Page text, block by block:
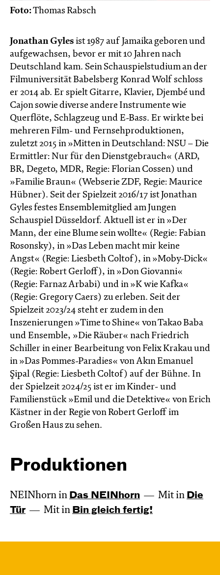
Foto:Thomas Rabsch
Jonathan Gyles ist 1987 auf Jamaika geboren und
aufgewachsen, bevor er mit 10 Jahren nach
Deutschland kam. Sein Schauspielstudium an der
Filmuniversität Babelsberg Konrad Wolf schloss
er 2014 ab. Er spielt Gitarre, Klavier, Djembé und
Cajon sowie diverse andere Instrumente wie
Querflöte, Schlagzeug und E-Bass. Er wirkte bei
mehreren Film- und Fernsehproduktionen,
zuletzt 2015 in »Mitten in Deutschland: NSU – Die
Ermittler: Nur für den Dienstgebrauch« (ARD,
BR, Degeto, MDR, Regie: Florian Cossen) und
»Familie Braun« (Webserie ZDF, Regie: Maurice
Hübner). Seit der Spielzeit 2016/17 ist Jonathan
Gyles festes Ensemblemitglied am Jungen
Schauspiel Düsseldorf. Aktuell ist er in »Der
Mann, der eine Blume sein wollte« (Regie: Fabian
Rosonsky), in »Das Leben macht mir keine
Angst« (Regie: Liesbeth Coltof), in »Moby-Dick«
(Regie: Robert Gerloff), in »Don Giovanni«
(Regie: Farnaz Arbabi) und in »K wie Kafka«
(Regie: Gregory Caers) zu erleben. Seit der
Spielzeit 2023/24 steht er zudem in den
Inszenierungen »Time to Shine« von Takao Baba
und Ensemble, »Die Räuber« nach Friedrich
Schiller in einer Bearbeitung von Felix Krakau und
in »Das Pommes-Paradies« von Akın Emanuel
Şipal (Regie: Liesbeth Coltof) auf der Bühne. In
der Spielzeit 2024/25 ist er im Kinder- und
Familienstück »Emil und die Detektive« von Erich
Kästner in der Regie von Robert Gerloff im
Großen Haus zu sehen.
Produktionen
NEINhorn in Das NEIN­horn Mit in Die
Tür
Mit in Bin gleich fertig!